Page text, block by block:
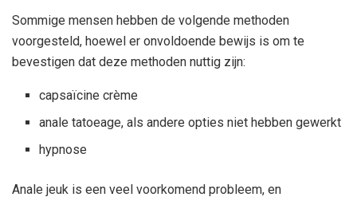
Sommige mensen hebben de volgende methoden
voorgesteld, hoewel er onvoldoende bewijs is om te
bevestigen dat deze methoden nuttig zijn:
capsaïcine crème
anale tatoeage, als andere opties niet hebben gewerkt
hypnose
Anale jeuk is een veel voorkomend probleem, en